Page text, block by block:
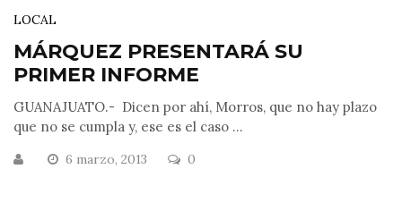
LOCAL
MÁRQUEZ PRESENTARÁ SU
PRIMER INFORME
GUANAJUATO.- Dicen por ahí, Morros, que no hay plazo
que no se cumpla y, ese es el caso ...
6 marzo, 2013 0